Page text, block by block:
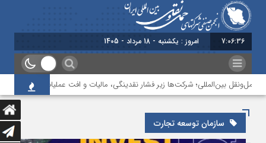
7:06:36 امروز : یکشنبه - 18 مرداد - 1405
بین‌المللی؛ شرکت‌ها زیر فشار نقدینگی، مالیات و افت عملیات
سازمان توسعه تجارت